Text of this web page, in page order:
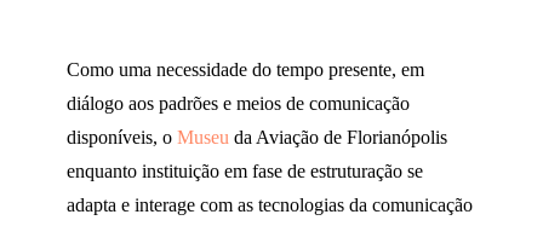
Como uma necessidade do tempo presente, em
diálogo aos padrões e meios de comunicação
disponíveis, o Museu da Aviação de Florianópolis
enquanto instituição em fase de estruturação se
adapta e interage com as tecnologias da comunicação